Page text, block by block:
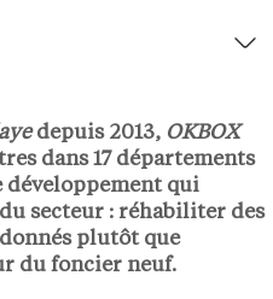
depuis 2013, OKBOX
dans17 départements
développement qui
secteur : réhabiliter des
plutôt que
du foncier neuf.